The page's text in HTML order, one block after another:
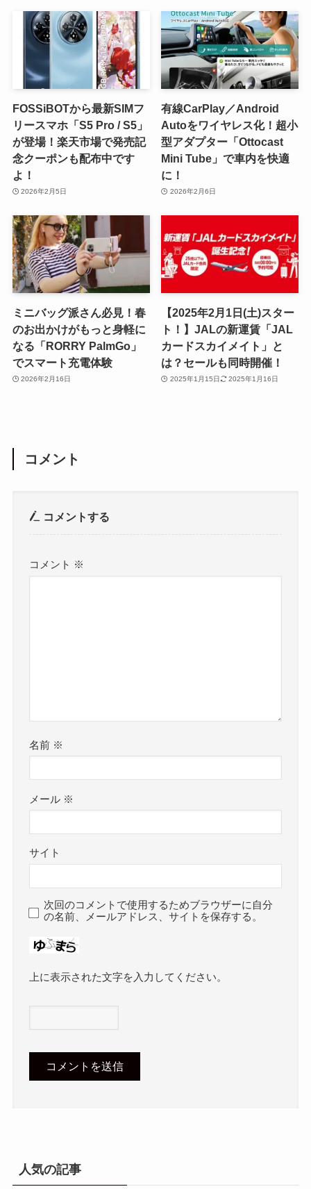
FOSSiBOTから最新SIMフ
リースマホ「S5 Pro / S5」
が登場！楽天市場で発売記
念クーポンも配布中です
よ！
2026年2月5日
有線CarPlay／Android
Autoをワイヤレス化！超小
型アダプター「Ottocast
Mini Tube」で車内を快適
に！
2026年2月6日
ミニバッグ派さん必見！春
のお出かけがもっと身軽に
なる「RORRY PalmGo」
でスマート充電体験
2026年2月16日
【2025年2月1日(土)スター
ト！】JALの新運賃「JAL
カードスカイメイト」と
は？セールも同時開催！
2025年1月15日 2025年1月16日
コメント
コメントする
コメント ※
名前 ※
メール ※
サイト
次回のコメントで使用するためブラウザーに自分
の名前、メールアドレス、サイトを保存する。
上に表示された文字を入力してください。
人気の記事